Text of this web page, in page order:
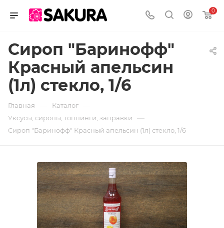
0
Сироп "Баринофф"
Красный апельсин
(1л) стекло, 1/6
Главная — Каталог —
Уксусы, сиропы, топпинги, заправки —
Сироп "Баринофф" Красный апельсин (1л) стекло, 1/6